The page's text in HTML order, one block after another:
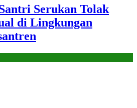
Serukan Tolak
di Lingkungan